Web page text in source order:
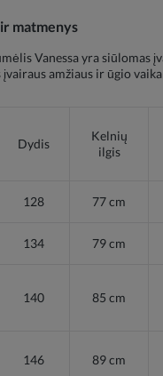
matmenys
Vanessa yra siūlomas
amžiaus ir ūgio
Dydis
Kelnių
ilgis
128 77 cm
134 79 cm
140 85 cm
146 89 cm